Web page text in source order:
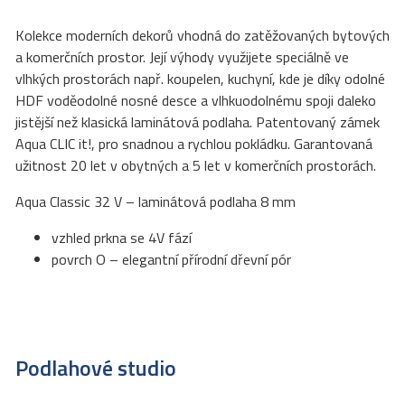
Kolekce moderních dekorů vhodná do zatěžovaných bytových
a komerčních prostor. Její výhody využijete speciálně ve
vlhkých prostorách např. koupelen, kuchyní, kde je díky odolné
HDF voděodolné nosné desce a vlhkuodolnému spoji daleko
jistější než klasická laminátová podlaha. Patentovaný zámek
Aqua CLIC it!, pro snadnou a rychlou pokládku. Garantovaná
užitnost 20 let v obytných a 5 let v komerčních prostorách.
Aqua Classic 32 V – laminátová podlaha 8 mm
vzhled prkna se 4V fází
povrch O – elegantní přírodní dřevní pór
Podlahové studio